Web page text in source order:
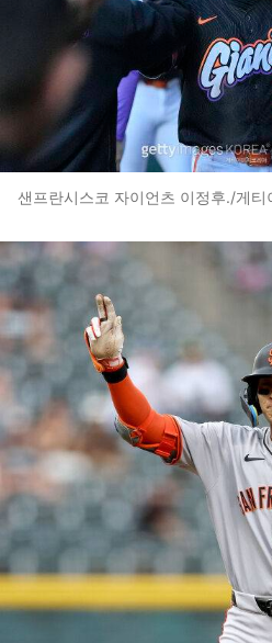
샌프란시스코 자이언츠 이정후./게티